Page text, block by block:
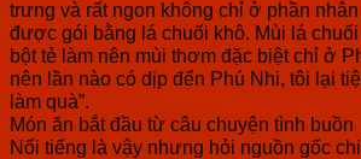
trưng và rất ngon không chỉ ở phần
được gói bằng lá chuối khô. Mùi lá
bột tẻ làm nên mùi thơm đặc biệt chỉ ở
nên lần nào có dịp đến Phú Nhi, tôi lại
làm quà”.
Món ăn bắt đầu từ câu chuyện tình buồn
Nổi tiếng là vậy nhưng hỏi nguồn gốc